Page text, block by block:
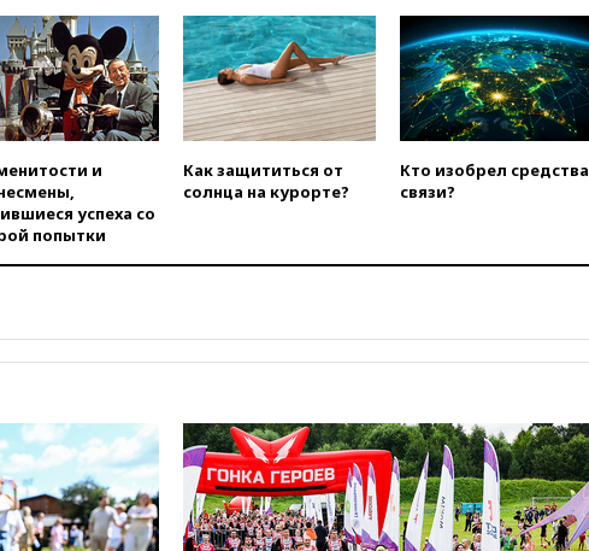
огня США и Ирана
вчера, 22:15Три человека
получили ножевые ранения
при нападении в Чехии
вчера, 22:00Путин поручил
выделить средства на новые
РЛС для Белгородской
области
отказал Украине в
вчера, 21:35После пожара на
складе в Брянске возбудили
вчера, 21:26Лидеры сборной
РФ по гимнастике получили
официальный отказ в визах от
Хорватии
вчера, 21:15 Пентагон
и
успеха со
попытки
Как защититься от
солнца на курорте?
Кто изобрел средства
связи?